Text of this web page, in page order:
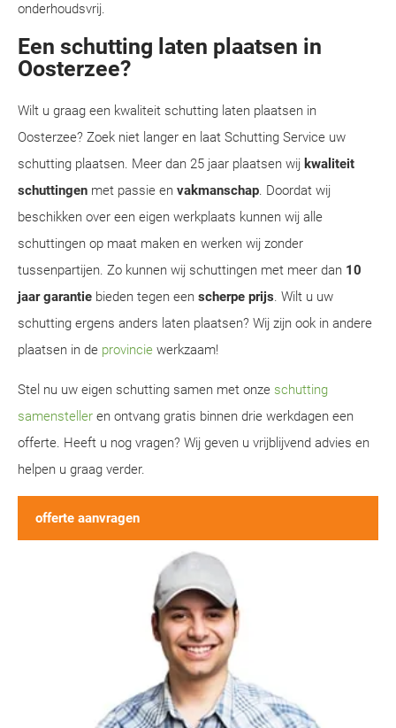
onderhoudsvrij.
Een schutting laten plaatsen in
Oosterzee?
Wilt u graag een kwaliteit schutting laten plaatsen in
Oosterzee? Zoek niet langer en laat Schutting Service uw
schutting plaatsen. Meer dan 25 jaar plaatsen wij kwaliteit
schuttingen met passie en vakmanschap. Doordat wij
beschikken over een eigen werkplaats kunnen wij alle
schuttingen op maat maken en werken wij zonder
tussenpartijen. Zo kunnen wij schuttingen met meer dan 10
jaar garantie bieden tegen een scherpe prijs. Wilt u uw
schutting ergens anders laten plaatsen? Wij zijn ook in andere
plaatsen in de provincie werkzaam!
Stel nu uw eigen schutting samen met onze schutting
samensteller en ontvang gratis binnen drie werkdagen een
offerte. Heeft u nog vragen? Wij geven u vrijblijvend advies en
helpen u graag verder.
offerte aanvragen